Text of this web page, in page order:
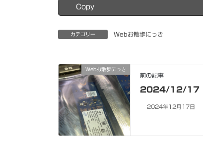
Copy
カテゴリー Webお散歩にっき
Webお散歩にっき
前の記事
2024/12/17
2024年12月17日